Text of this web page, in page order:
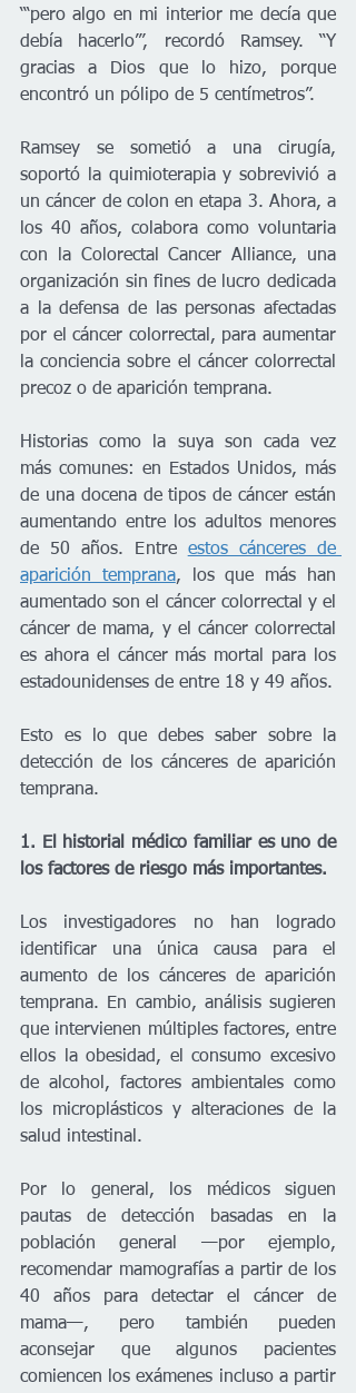
“‘pero algo en mi interior me decía que
debía hacerlo’”, recordó Ramsey. “Y
gracias a Dios que lo hizo, porque
encontró un pólipo de 5 centímetros”.
Ramsey se sometió a una cirugía,
soportó la quimioterapia y sobrevivió a
un cáncer de colon en etapa 3. Ahora, a
los 40 años, colabora como voluntaria
con la Colorectal Cancer Alliance, una
organización sin fines de lucro dedicada
a la defensa de las personas afectadas
por el cáncer colorrectal, para aumentar
la conciencia sobre el cáncer colorrectal
precoz o de aparición temprana.
Historias como la suya son cada vez
más comunes: en Estados Unidos, más
de una docena de tipos de cáncer están
aumentando entre los adultos menores
de 50 años. Entre estos cánceres de
aparición temprana, los que más han
aumentado son el cáncer colorrectal y el
cáncer de mama, y el cáncer colorrectal
es ahora el cáncer más mortal para los
estadounidenses de entre 18 y 49 años.
Esto es lo que debes saber sobre la
detección de los cánceres de aparición
temprana.
1. El historial médico familiar es uno de
los factores de riesgo más importantes.
Los investigadores no han logrado
identificar una única causa para el
aumento de los cánceres de aparición
temprana. En cambio, análisis sugieren
que intervienen múltiples factores, entre
ellos la obesidad, el consumo excesivo
de alcohol, factores ambientales como
los microplásticos y alteraciones de la
salud intestinal.
Por lo general, los médicos siguen
pautas de detección basadas en la
población general —por ejemplo,
recomendar mamografías a partir de los
40 años para detectar el cáncer de
mama—, pero también pueden
aconsejar que algunos pacientes
comiencen los exámenes incluso a partir